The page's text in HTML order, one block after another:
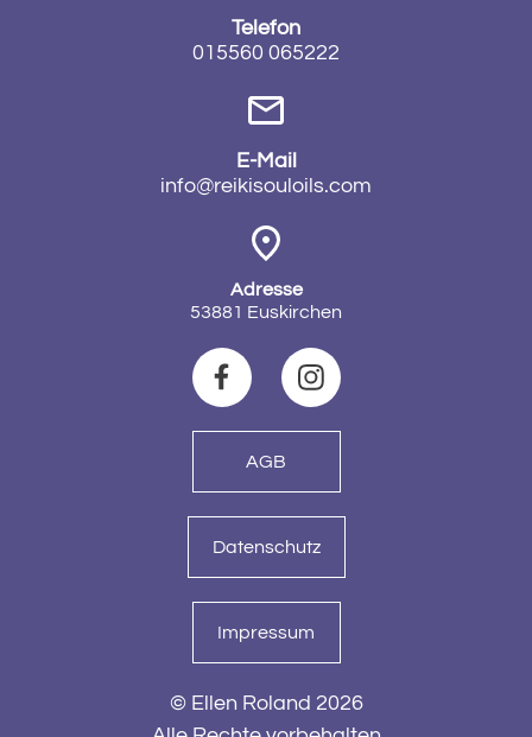
Telefon
015560 065222
E-Mail
info@reikisouloils.com
Adresse
53881 Euskirchen
AGB
Datenschutz
Impressum
© Ellen Roland 2026